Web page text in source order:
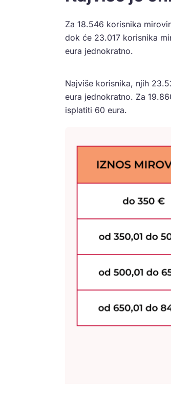
Za 18.546 korisnika
dok će 23.017 korisnika
eura jednokratno.
Najviše korisnika, njih
eura jednokratno. Za
isplatiti 60 eura.